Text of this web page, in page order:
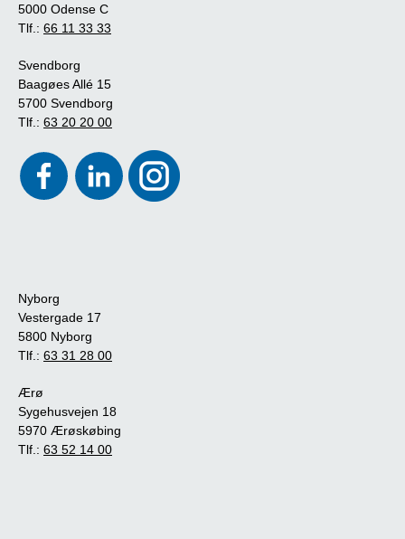
5000 Odense C
Tlf.: 66 11 33 33
Svendborg
Baagøes Allé 15
5700 Svendborg
Tlf.: 63 20 20 00
Nyborg
Vestergade 17
5800 Nyborg
Tlf.: 63 31 28 00
Ærø
Sygehusvejen 18
5970 Ærøskøbing
Tlf.: 63 52 14 00